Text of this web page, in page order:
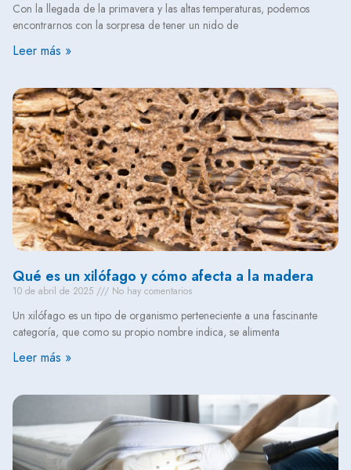
Con la llegada de la primavera y las altas temperaturas, podemos
encontrarnos con la sorpresa de tener un nido de
Leer más »
Qué es un xilófago y cómo afecta a la madera
10 de abril de 2025 No hay comentarios
Un xilófago es un tipo de organismo perteneciente a una fascinante
categoría, que como su propio nombre indica, se alimenta
Leer más »